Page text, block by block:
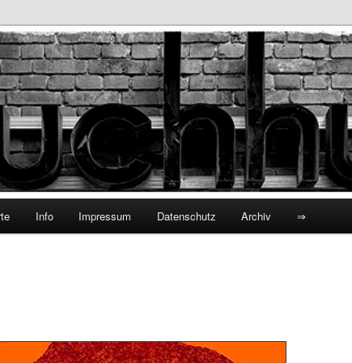
Info Impressum Datenschutz Archiv ⇒